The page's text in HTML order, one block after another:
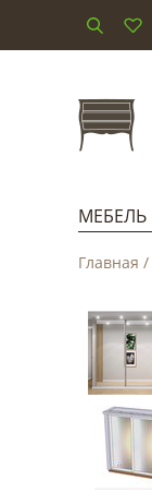
МЕБЕЛЬ
Главная /